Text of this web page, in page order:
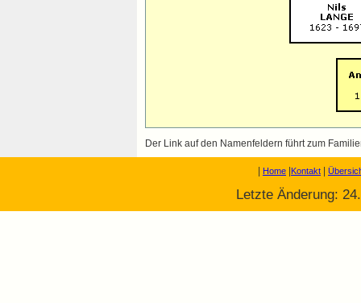
Der Link auf den Namenfeldern führt zum
Home Kontakt
Letzte Änderung: